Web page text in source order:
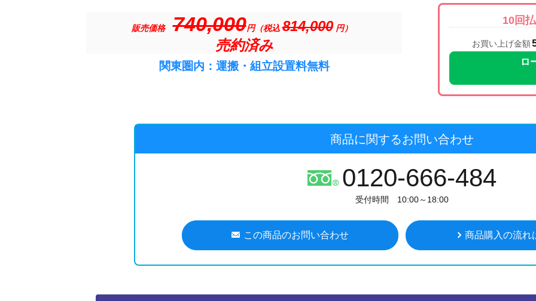
販売価格 740,000円（税込 814,000 円）
売約済み
関東圏内：運搬・組立設置料無料
10回
お買い上げ金額
ロ
商品に関するお問い合わせ
0120-666-484
受付時間 10:00～18:00
この商品のお問い合わせ 商品購入の流れ